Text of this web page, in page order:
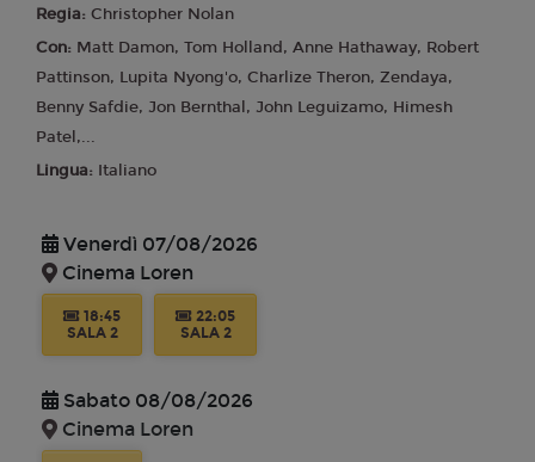
Regia: Christopher Nolan
Con: Matt Damon, Tom Holland, Anne Hathaway, Robert
Pattinson, Lupita Nyong'o, Charlize Theron, Zendaya,
Benny Safdie, Jon Bernthal, John Leguizamo, Himesh
Patel,...
Lingua: Italiano
Venerdì 07/08/2026
Cinema Loren
18:45
SALA 2
22:05
SALA 2
Sabato 08/08/2026
Cinema Loren